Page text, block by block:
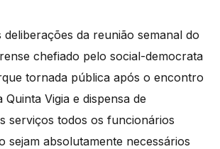
deliberações da reunião semanal do
chefiado pelo social-democrata
tornada pública após o encontro
Vigia e dispensa de
serviços todos os funcionários
sejam absolutamente necessários